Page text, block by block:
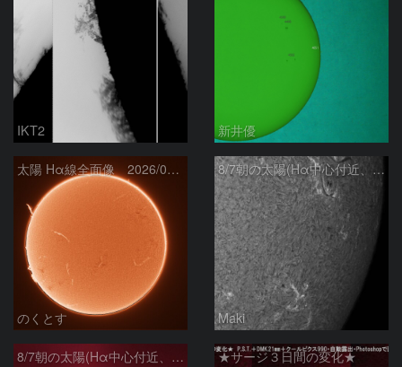
IKT2 新井優
太陽 Hα線全面像 2026/08/07
のくとす
8/7朝の太陽(Hα中心付近、4498、4502付近)
Maki
8/7朝の太陽(Hα中心付近、プロミネンス) ★サージ３日間の変化★